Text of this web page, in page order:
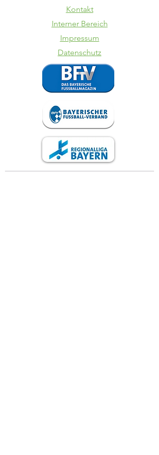
SV Kasing -
VfB II
Kontakt
Interner Bereich
Impressum
Datenschutz